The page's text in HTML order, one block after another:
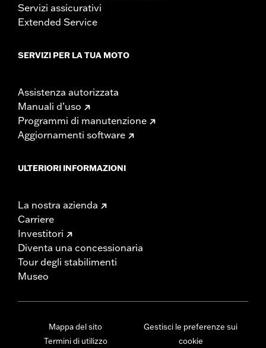
Servizi assicurativi
Extended Service
SERVIZI PER LA TUA MOTO
Assistenza autorizzata
Manuali d’uso
Programmi di manutenzione
Aggiornamenti software
ULTERIORI INFORMAZIONI
La nostra azienda
Carriere
Investitori
Diventa una concessionaria
Tour degli stabilimenti
Museo
Mappa del sito
Termini di utilizzo
Gestisci le preferenze sui
cookie